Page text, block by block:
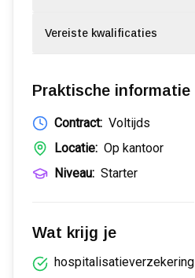
Vereiste kwalificaties
Praktische informatie
Contract: Voltijds
Locatie: Op kantoor
Niveau: Starter
Wat krijg je
hospitalisatieverzekering